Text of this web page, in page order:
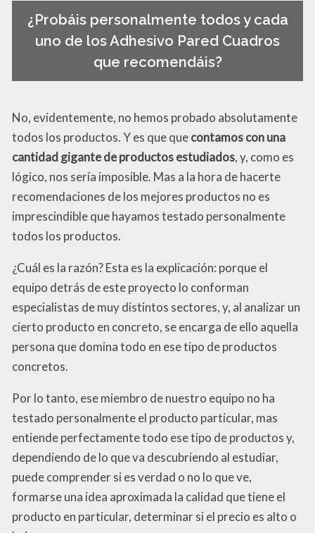
¿Probáis personalmente todos y cada
uno de los Adhesivo Pared Cuadros
que recomendáis?
No, evidentemente, no hemos probado absolutamente
todos los productos. Y es que quecontamos con una
cantidad gigante de productos estudiados, y, como es
lógico, nos sería imposible. Mas a la hora de hacerte
recomendaciones de los mejores productos no es
imprescindible que hayamos testado personalmente
todos los productos.
¿Cuál es la razón? Esta es la explicación: porque el
equipo detrás de este proyecto lo conforman
especialistas de muy distintos sectores, y, al analizar un
cierto producto en concreto, se encarga de ello aquella
persona que domina todo en ese tipo de productos
concretos.
Por lo tanto, ese miembro de nuestro equipo no ha
testado personalmente el producto particular, mas
entiende perfectamente todo ese tipo de productos y,
dependiendo de lo que va descubriendo al estudiar,
puede comprender si es verdad o no lo que ve,
formarse una idea aproximada la calidad que tiene el
producto en particular, determinar si el precio es alto o